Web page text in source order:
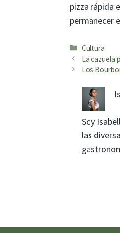
pizza rápida
permanecer
Categorías
Cultura
La cazuela
Los
Soy
las